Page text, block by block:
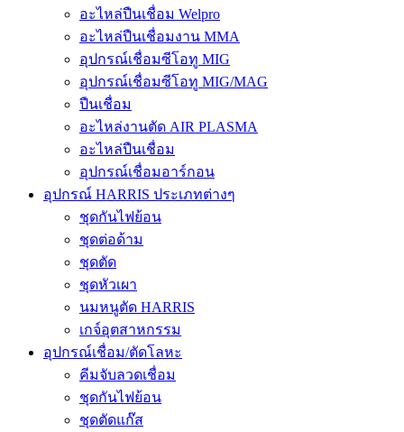
อะไหล่ปืนเชื่อม Welpro
อะไหล่ปืนเชื่อมงาน MMA
อุปกรณ์เชื่อมซีโอทู MIG
อุปกรณ์เชื่อมซีโอทู MIG/MAG
ปืนเชื่อม
อะไหล่งานตัด AIR PLASMA
อะไหล่ปืนเชื่อม
อุปกรณ์เชื่อมอาร์กอน
อุปกรณ์ HARRIS ประเภทต่างๆ
ชุดกันไฟย้อน
ชุดต่อด้าม
ชุดตัด
ชุดหัวเผา
นมหนูตัด HARRIS
เกจ์อุตสาหกรรม
อุปกรณ์เชื่อม/ตัดโลหะ
คีมจับลวดเชื่อม
ชุดกันไฟย้อน
ชุดตัดแก๊ส